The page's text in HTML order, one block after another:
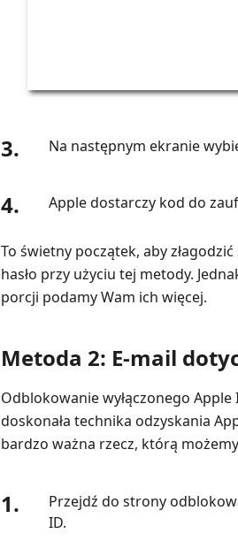
3. Na następnym ekranie
4. Apple dostarczy kod do
To świetny początek, aby
hasło przy użyciu tej metody.
porcji podamy Wam ich więcej.
Metoda 2: E-mail
Odblokowanie wyłączonego
doskonała technika odzyskania
bardzo ważna rzecz, którą
1. Przejdź do strony
ID.